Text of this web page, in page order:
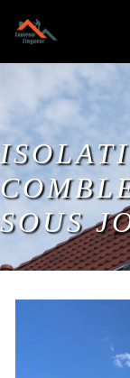
SOUS